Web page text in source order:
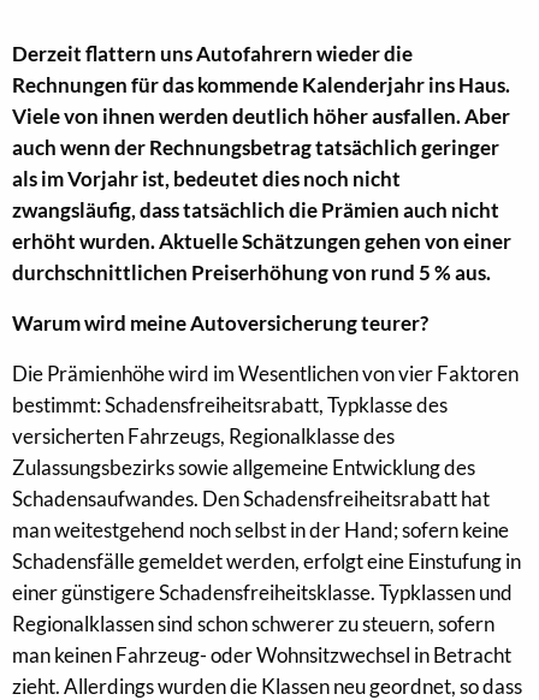
Derzeit flattern uns Autofahrern wieder die
Rechnungen für das kommende Kalenderjahr ins Haus.
Viele von ihnen werden deutlich höher ausfallen. Aber
auch wenn der Rechnungsbetrag tatsächlich geringer
als im Vorjahr ist, bedeutet dies noch nicht
zwangsläufig, dass tatsächlich die Prämien auch nicht
erhöht wurden. Aktuelle Schätzungen gehen von einer
durchschnittlichen Preiserhöhung von rund 5 % aus.
Warum wird meine Autoversicherung teurer?
Die Prämienhöhe wird im Wesentlichen von vier Faktoren
bestimmt: Schadensfreiheitsrabatt, Typklasse des
versicherten Fahrzeugs, Regionalklasse des
Zulassungsbezirks sowie allgemeine Entwicklung des
Schadensaufwandes. Den Schadensfreiheitsrabatt hat
man weitestgehend noch selbst in der Hand; sofern keine
Schadensfälle gemeldet werden, erfolgt eine Einstufung in
einer günstigere Schadensfreiheitsklasse. Typklassen und
Regionalklassen sind schon schwerer zu steuern, sofern
man keinen Fahrzeug- oder Wohnsitzwechsel in Betracht
zieht. Allerdings wurden die Klassen neu geordnet, so dass